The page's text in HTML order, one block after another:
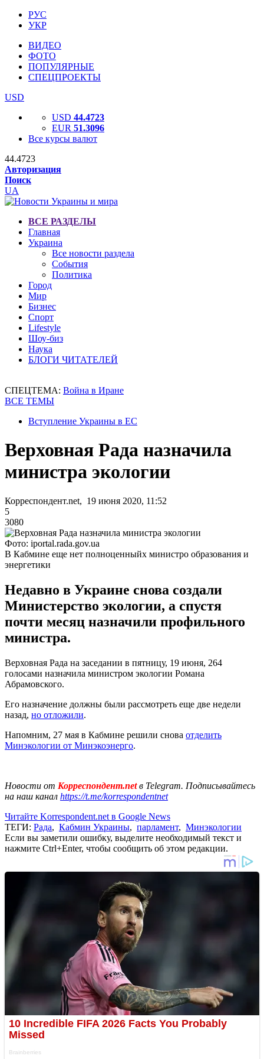
РУС
УКР
ВИДЕО
ФОТО
ПОПУЛЯРНЫЕ
СПЕЦПРОЕКТЫ
USD
USD 44.4723
EUR 51.3096
Все курсы валют
44.4723
Авторизация
Поиск
UA
ВСЕ РАЗДЕЛЫ
Главная
Украина
Все новости раздела
События
Политика
Город
Мир
Бизнес
Спорт
Lifestyle
Шоу-биз
Наука
БЛОГИ ЧИТАТЕЛЕЙ
СПЕЦТЕМА: Война в Иране
ВСЕ ТЕМЫ
Вступление Украины в ЕС
Верховная Рада назначила
министра экологии
Корреспондент.net, 19 июня 2020, 11:52
5
3080
Фото: iportal.rada.gov.ua
В Кабмине еще нет полноценныйх министро образования и
энергетики
Недавно в Украине снова создали
Министерство экологии, а спустя
почти месяц назначили профильного
министра.
Верховная Рада на заседании в пятницу, 19 июня, 264
голосами назначила министром экологии Романа
Абрамовского.
Его назначение должны были рассмотреть еще две недели
назад, но отложили.
Напомним, 27 мая в Кабмине решили снова отделить
Минэкологии от Минэкоэнерго.
Новости от Корреспондент.netв Telegram. Подписывайтесь
на наш канал https://t.me/korrespondentnet
Читайте Korrespondent.net в Google News
ТЕГИ: Рада, Кабмин Украины, парламент, Минэкологии
Если вы заметили ошибку, выделите необходимый текст и
нажмите Ctrl+Enter, чтобы сообщить об этом редакции.